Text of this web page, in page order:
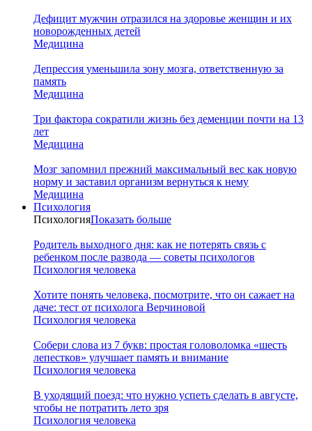
Дефицит мужчин отразился на здоровье женщин и их
новорожденных детей
Медицина
Депрессия уменьшила зону мозга, ответственную за
память
Медицина
Три фактора сократили жизнь без деменции почти на 13
лет
Медицина
Мозг запомнил прежний максимальный вес как новую
норму и заставил организм вернуться к нему
Медицина
Психология
ПсихологияПоказать больше
Родитель выходного дня: как не потерять связь с
ребенком после развода — советы психологов
Психология человека
Хотите понять человека, посмотрите, что он сажает на
даче: тест от психолога Верчиновой
Психология человека
Собери слова из 7 букв: простая головоломка «шесть
лепестков» улучшает память и внимание
Психология человека
В уходящий поезд: что нужно успеть сделать в августе,
чтобы не потратить лето зря
Психология человека